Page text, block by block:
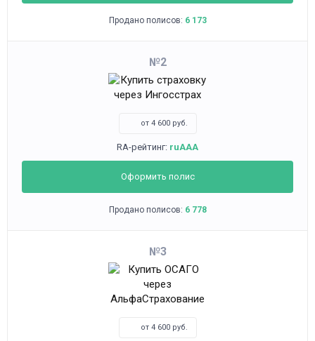
Продано полисов: 6 173
2
от 4 600 руб.
RA-рейтинг: ruAAA
Оформить полис
Продано полисов: 6 778
3
от 4 600 руб.